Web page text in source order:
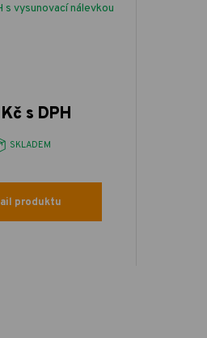
s vysunovací nálevkou
s DPH
SKLADEM
produktu